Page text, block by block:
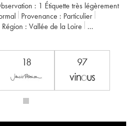
: 1 Étiquette très légèrement
Provenance : particulier
Région :
Vallée de la Loire
18 97